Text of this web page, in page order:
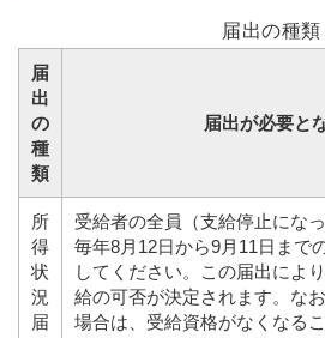
届出の種類
届
出
の
種
類
届出が必要と
所
得
状
況
届
受給者の全員（支給停止にな
毎年8月12日から9月11日まで
してください。この届出によ
給の可否が決定されます。な
場合は、受給資格がなくなる